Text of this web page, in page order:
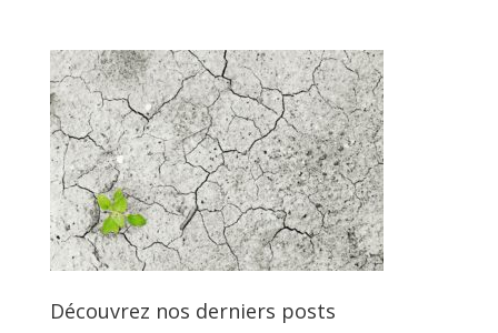
Découvrez nos derniers posts